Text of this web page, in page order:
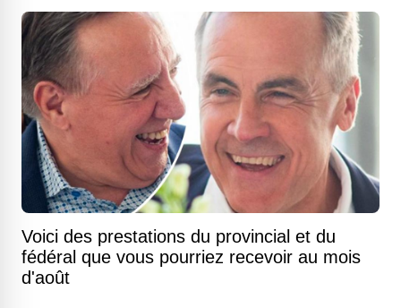
Voici des prestations du provincial et du
fédéral que vous pourriez recevoir au mois
d'août